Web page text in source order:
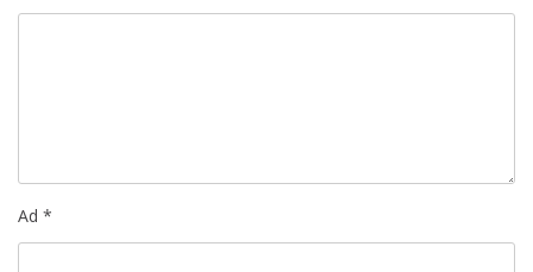
Ad *